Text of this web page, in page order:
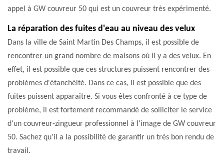
appel à GW couvreur 50 qui est un couvreur très expérimenté.
La réparation des fuites d'eau au niveau des velux
Dans la ville de Saint Martin Des Champs, il est possible de
rencontrer un grand nombre de maisons où il y a des velux. En
effet, il est possible que ces structures puissent rencontrer des
problèmes d'étanchéité. Dans ce cas, il est possible que des
fuites puissent apparaître. Si vous êtes confronté à ce type de
problème, il est fortement recommandé de solliciter le service
d'un couvreur-zingueur professionnel à l'image de GW couvreur
50. Sachez qu'il a la possibilité de garantir un très bon rendu de
travail.